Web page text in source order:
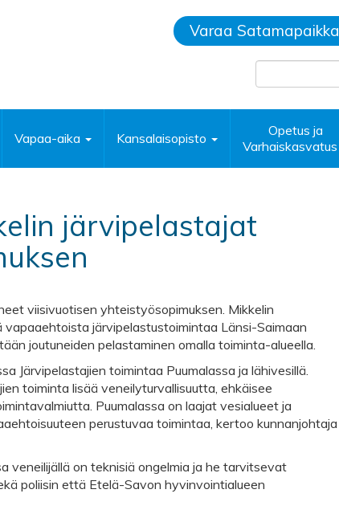
Varaa Satamapaikka
Vapaa-aika Kansalaisopisto
Opetus ja
Varhaiskasvatus
järvipelastajat
viisivuotisen yhteistyösopimuksen. Mikkelin
järvipelastustoimintaa Länsi-​Saimaan
joutuneiden pelastaminen omalla toiminta-​alueella.
Järvipelastajien toimintaa Puumalassa ja lähivesillä.
toiminta lisää veneilyturvallisuutta, ehkäisee
Puumalassa on laajat vesialueet ja
perustuvaa toimintaa, kertoo kunnanjohtaja
veneilijällä on teknisiä ongelmia ja he tarvitsevat
poliisin että Etelä-​Savon hyvinvointialueen